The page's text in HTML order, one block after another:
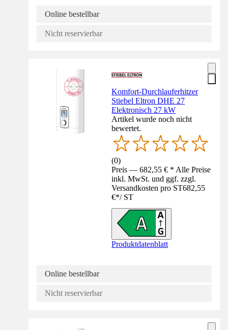
Online bestellbar
Nicht reservierbar
Komfort-Durchlauferhitzer
Stiebel Eltron DHE 27
Elektronisch 27 kW
Artikel wurde noch nicht
bewertet.
(0)
Preis — 682,55 € * Alle Preise
inkl. MwSt. und ggf. zzgl.
Versandkosten pro ST682,55
€*/ ST
Produktdatenblatt
Online bestellbar
Nicht reservierbar